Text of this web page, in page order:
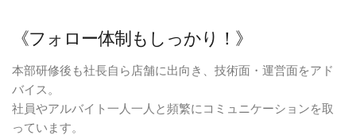
《フォロー体制もしっかり！》
本部研修後も社長自ら店舗に出向き、技術面・運営面をアド
バイス。
社員やアルバイト一人一人と頻繁にコミュニケーションを取
っています。